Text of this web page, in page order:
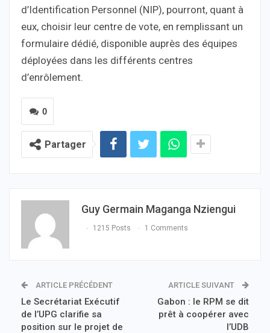
d’Identification Personnel (NIP), pourront, quant à
eux, choisir leur centre de vote, en remplissant un
formulaire dédié, disponible auprès des équipes
déployées dans les différents centres
d’enrôlement.
0
Partager
Guy Germain Maganga Nziengui
1215 Posts 1 Comments
ARTICLE PRÉCÉDENT
Le Secrétariat Exécutif
de l’UPG clarifie sa
position sur le projet de
ARTICLE SUIVANT
Gabon : le RPM se dit
prêt à coopérer avec
l’UDB